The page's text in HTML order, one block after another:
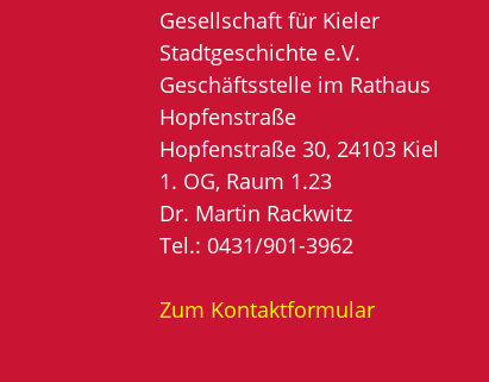
Gesellschaft für Kieler
Stadtgeschichte e.V.
Geschäftsstelle im Rathaus
Hopfenstraße
Hopfenstraße 30, 24103 Kiel
1. OG, Raum 1.23
Dr. Martin Rackwitz
Tel.: 0431/901-3962
Zum Kontaktformular